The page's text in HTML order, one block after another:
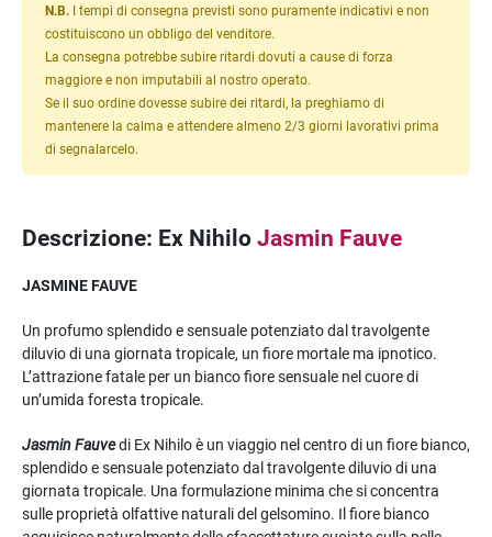
N.B. I tempi di consegna previsti sono puramente indicativi e non
costituiscono un obbligo del venditore.
La consegna potrebbe subire ritardi dovuti a cause di forza
maggiore e non imputabili al nostro operato.
Se il suo ordine dovesse subire dei ritardi, la preghiamo di
mantenere la calma e attendere almeno 2/3 giorni lavorativi prima
di segnalarcelo.
Descrizione: Ex Nihilo Jasmin Fauve
JASMINE FAUVE
Un profumo splendido e sensuale potenziato dal travolgente
diluvio di una giornata tropicale, un fiore mortale ma ipnotico.
L’attrazione fatale per un bianco fiore sensuale nel cuore di
un’umida foresta tropicale.
Jasmin Fauvedi Ex Nihilo è un viaggio nel centro di un fiore bianco,
splendido e sensuale potenziato dal travolgente diluvio di una
giornata tropicale. Una formulazione minima che si concentra
sulle proprietà olfattive naturali del gelsomino. Il fiore bianco